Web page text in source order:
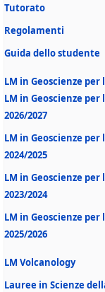
Tutorato
Regolamenti
Guida dello studente
LM in Geoscienze
LM in Geoscienze
2026/2027
LM in Geoscienze
2024/2025
LM in Geoscienze
2023/2024
LM in Geoscienze
2025/2026
LM Volcanology
Lauree in Scienze